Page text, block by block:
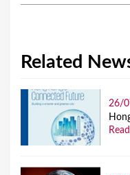
Related
26/